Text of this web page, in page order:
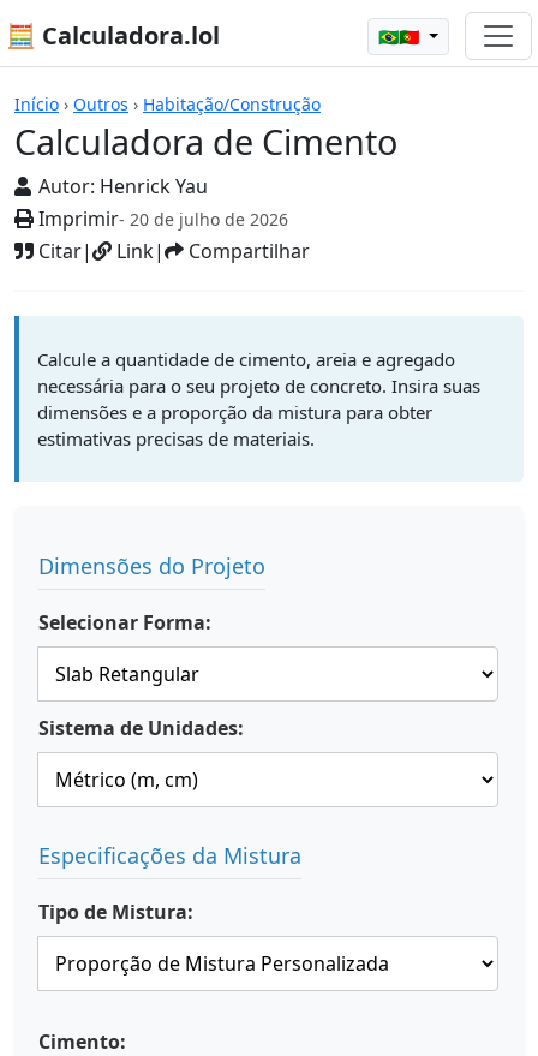
🧮 Calculadora.lol 🇧🇷🇵🇹
Início › Outros › Habitação/Construção
Calculadora de Cimento
Autor: Henrick Yau
Imprimir- 20 de julho de 2026
Citar| Link| Compartilhar
Calculadoras
Calcule a quantidade de cimento, areia e agregado
necessária para o seu projeto de concreto. Insira suas
dimensões e a proporção da mistura para obter
estimativas precisas de materiais.
Dimensões do Projeto
Selecionar Forma:
Sistema de Unidades:
Especificações da Mistura
Tipo de Mistura:
Cimento: